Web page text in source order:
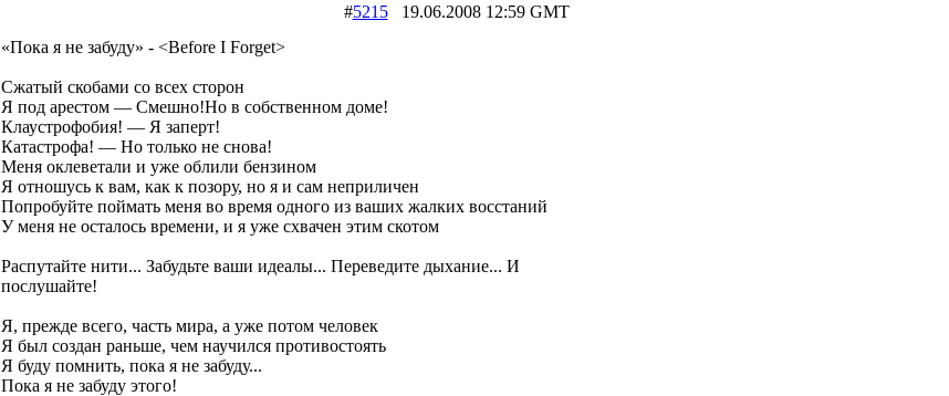
#521519.06.2008 12:59 GMT
«Пока я не забуду» - <Before I Forget>
Сжатый скобами со всех сторон
Я под арестом — Смешно!Но в собственном доме!
Клаустрофобия! — Я заперт!
Катастрофа! — Но только не снова!
Меня оклеветали и уже облили бензином
Я отношусь к вам, как к позору, но я и сам неприличен
Попробуйте поймать меня во время одного из ваших жалких восстаний
У меня не осталось времени, и я уже схвачен этим скотом
Распутайте нити... Забудьте ваши идеалы... Переведите дыхание... И
послушайте!
Я, прежде всего, часть мира, а уже потом человек
Я был создан раньше, чем научился противостоять
Я буду помнить, пока я не забуду...
Пока я не забуду этого!